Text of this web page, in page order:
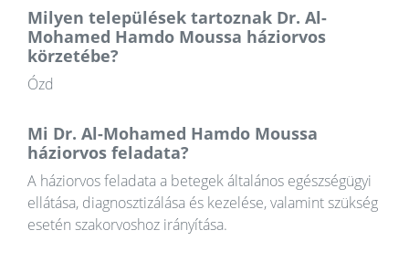
Milyen települések tartoznak Dr. Al-
Mohamed Hamdo Moussa háziorvos
körzetébe?
Ózd
Mi Dr. Al-Mohamed Hamdo Moussa
háziorvos feladata?
A háziorvos feladata a betegek általános egészségügyi
ellátása, diagnosztizálása és kezelése, valamint szükség
esetén szakorvoshoz irányítása.